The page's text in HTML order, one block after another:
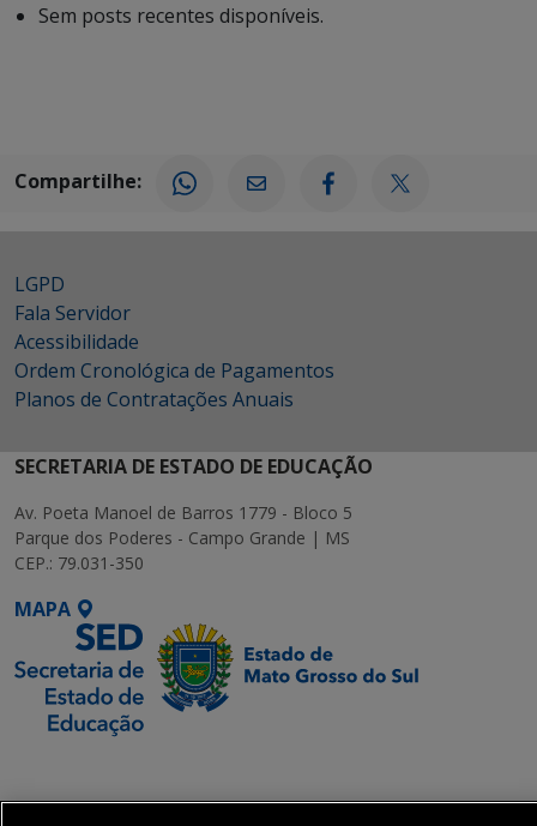
Sem posts recentes disponíveis.
Compartilhe:
LGPD
Fala Servidor
Acessibilidade
Ordem Cronológica de Pagamentos
Planos de Contratações Anuais
SECRETARIA DE ESTADO DE EDUCAÇÃO
Av. Poeta Manoel de Barros 1779 - Bloco 5
Parque dos Poderes - Campo Grande | MS
CEP.: 79.031-350
MAPA
Executiva de